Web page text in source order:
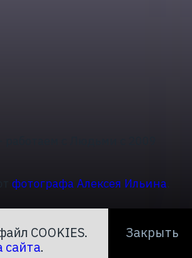
фотографа Алексея Ильина
COOKIES.
сайта.
Закрыть